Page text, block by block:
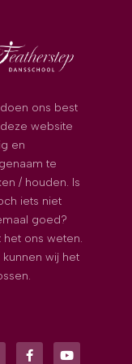
ons best
website
en
te
/ houden. Is
iets niet
goed?
het ons weten.
kunnen wij het